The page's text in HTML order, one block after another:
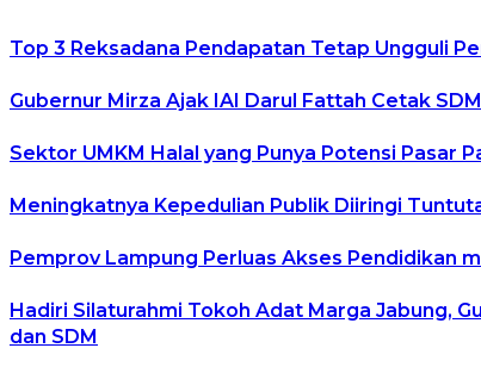
Top 3 Reksadana Pendapatan Tetap Ungguli
Gubernur Mirza Ajak IAI Darul Fattah Cetak
Sektor UMKM Halal yang Punya Potensi Pasar
Meningkatnya Kepedulian Publik Diiringi
Pemprov Lampung Perluas Akses Pendidikan
Hadiri Silaturahmi Tokoh Adat Marga Jabung,
dan SDM